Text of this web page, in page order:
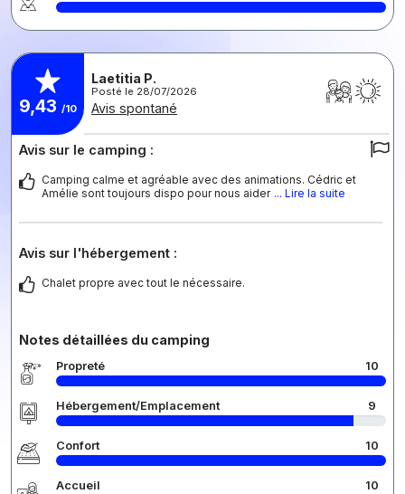
9,43 /10
Laetitia P.
Posté le 28/07/2026
Avis spontané
Avis sur le camping :
Camping calme et agréable avec des animations. Cédric et
Amélie sont toujours dispo pour nous aider ... Lire la suite
Avis sur l'hébergement :
Chalet propre avec tout le nécessaire.
Notes détaillées du camping
Propreté 10
Hébergement/Emplacement 9
Confort 10
Accueil 10